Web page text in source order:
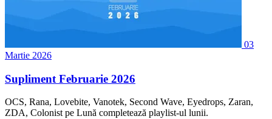
03
Martie 2026
Supliment Februarie 2026
OCS, Rana, Lovebite, Vanotek, Second Wave, Eyedrops, Zaran,
ZDA, Colonist pe Lună completează playlist-ul lunii.